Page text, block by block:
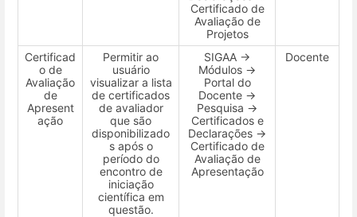
Certificado de
Avaliação de
Projetos
Certificad
o de
Avaliação
de
Apresent
ação
Permitir ao
usuário
visualizar a lista
de certificados
de avaliador
que são
disponibilizado
s após o
período do
encontro de
iniciação
científica em
questão.
SIGAA →
Módulos →
Portal do
Docente →
Pesquisa →
Certificados e
Declarações →
Certificado de
Avaliação de
Apresentação
Docente